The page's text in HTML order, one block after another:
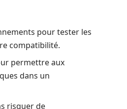
pour tester les
compatibilité.
permettre aux
dans un
risquer de